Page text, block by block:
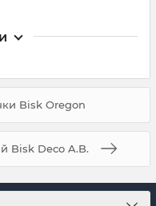
Bisk Oregon
Bisk Deco A.B.